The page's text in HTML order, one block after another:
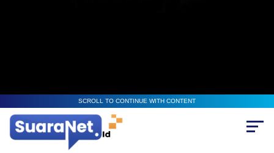
SCROLL TO CONTINUE WITH CONTENT